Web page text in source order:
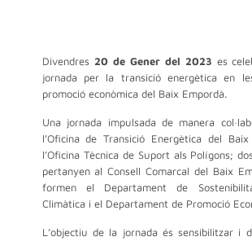
Divendres 20 de Gener del 2023 es
jornada per la transició energètica en
promoció econòmica del Baix Empordà.
Una jornada impulsada de manera
l’Oficina de Transició Energètica del
l’Oficina Tècnica de Suport als Polígons;
pertanyen al Consell Comarcal del Baix
formen el Departament de
Climàtica i el Departament de Promoció
L’objectiu de la jornada és sensibilitzar i